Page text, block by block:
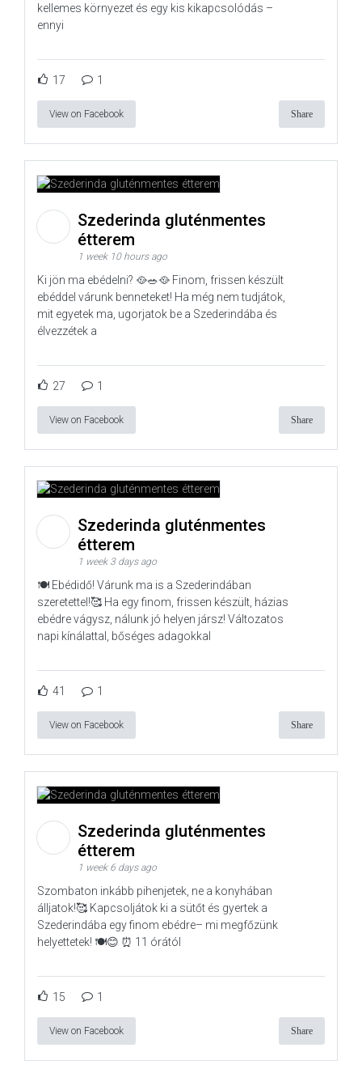
kellemes környezet és egy kis kikapcsolódás –
ennyi
17 1
View on Facebook Share
Szederinda gluténmentes
étterem
1 week 10 hours ago
Ki jön ma ebédelni? 🥘🥗🥘 Finom, frissen készült
ebéddel várunk benneteket! Ha még nem tudjátok,
mit egyetek ma, ugorjatok be a Szederindába és
élvezzétek a
27 1
View on Facebook Share
Szederinda gluténmentes
étterem
1 week 3 days ago
🍽️ Ebédidő! Várunk ma is a Szederindában
szeretettel!🥰 Ha egy finom, frissen készült, házias
ebédre vágysz, nálunk jó helyen jársz! Változatos
napi kínálattal, bőséges adagokkal
41 1
View on Facebook Share
Szederinda gluténmentes
étterem
1 week 6 days ago
Szombaton inkább pihenjetek, ne a konyhában
álljatok!🥰 Kapcsoljátok ki a sütőt és gyertek a
Szederindába egy finom ebédre– mi megfőzünk
helyettetek! 🍽️😊 ⏰ 11 órától
15 1
View on Facebook Share